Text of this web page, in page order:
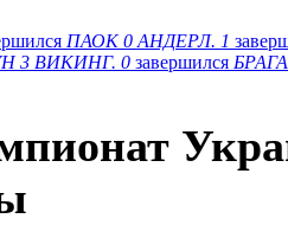
ПАОК 0 АНДЕРЛ. 1
3 ВИКИНГ. 0 завершился БРАГА